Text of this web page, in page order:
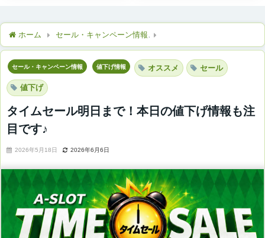
ホーム セール・キャンペーン情報
セール・キャンペーン情報 値下げ情報 オススメ セール
値下げ
タイムセール明日まで！本日の値下げ情報も注
目です♪
2026年5月18日 2026年6月6日